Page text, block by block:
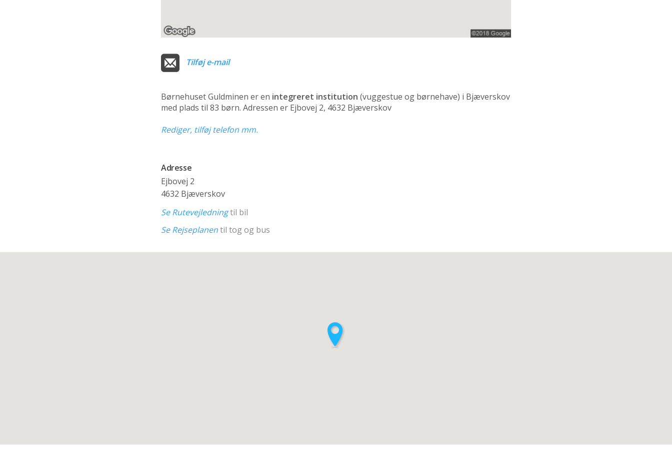
Tilføj e-mail
Børnehuset Guldminen er en integreret institution (vuggestue og børnehave) i Bjæverskov
med plads til 83 børn. Adressen er Ejbovej 2, 4632 Bjæverskov
Rediger, tilføj telefon mm.
Adresse
Ejbovej 2
4632 Bjæverskov
Se Rutevejledningtil bil
Se Rejseplanentil tog og bus